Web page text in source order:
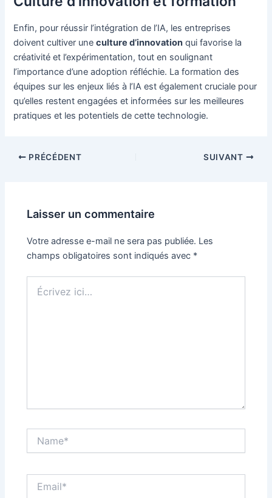
Enfin, pour réussir l’intégration de l’IA, les entreprises
doivent cultiver uneculture d’innovation qui favorise la
créativité et l’expérimentation, tout en soulignant
l’importance d’une adoption réfléchie. La formation des
équipes sur les enjeux liés à l’IA est également cruciale pour
qu’elles restent engagées et informées sur les meilleures
pratiques et les potentiels de cette technologie.
NavigationPRÉCÉDENT SUIVANT
Laisser un commentaire
Votre adresse e-mail ne sera pas publiée. Les
champs obligatoires sont indiqués avec *
ici…